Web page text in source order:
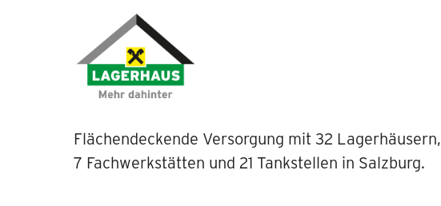
Flächendeckende Versorgung mit 32 Lagerhäusern,
7 Fachwerkstätten und 21 Tankstellen in Salzburg.